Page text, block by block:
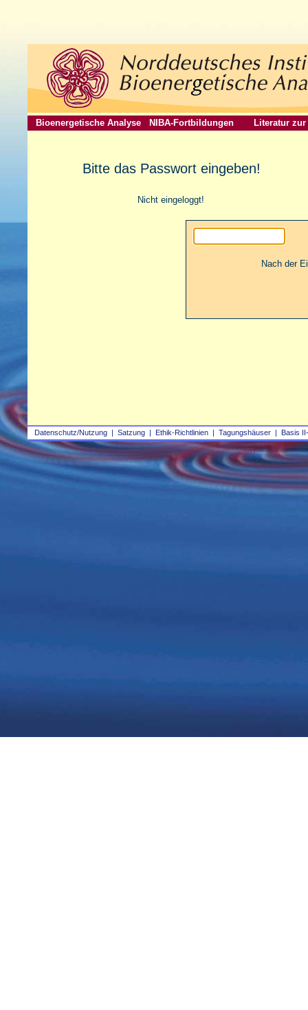
Datenschutz/Nutzung | Satzung | Ethik-Richtlinien | Tagungshäuser | Basis
Bioenergetische Analyse NIBA-Fortbildungen Literatur zur
Bitte das Passwort eingeben!
Nicht eingeloggt!
Nach der